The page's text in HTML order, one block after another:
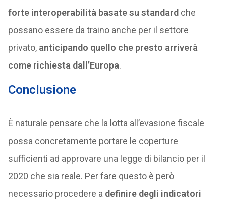
forte interoperabilità basate su standardche
possano essere da traino anche per il settore
privato, anticipando quello che presto arriverà
come richiesta dall’Europa
Conclusione
È naturale pensare che la lotta all’evasione fiscale
possa concretamente portare le coperture
sufficienti ad approvare una legge di bilancio per il
2020 che sia reale. Per fare questo è però
necessario procedere a definire degli indicatori